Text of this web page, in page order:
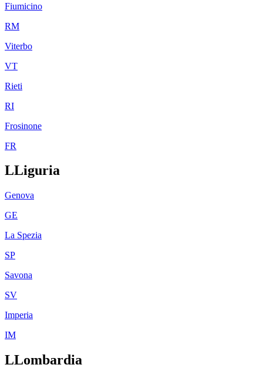
Fiumicino
RM
Viterbo
VT
Rieti
RI
Frosinone
FR
LLiguria
Genova
GE
La Spezia
SP
Savona
SV
Imperia
IM
LLombardia